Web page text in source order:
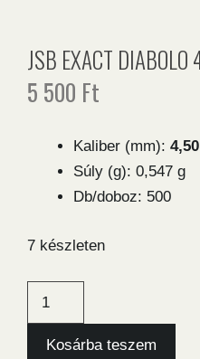
JSB EXACT DIABOLO
5 500 Ft
Kaliber (mm): 4,50
Súly (g): 0,547 g
Db/doboz: 500
7 készleten
JSB
Diabolo
Kosárba teszem